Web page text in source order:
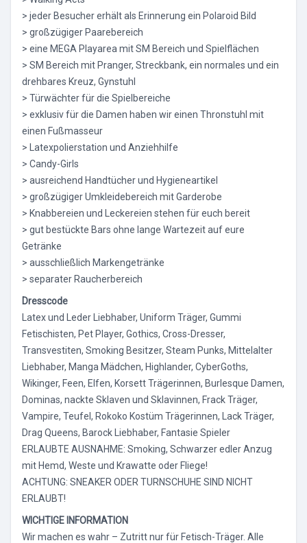
> jeder Besucher erhält als Erinnerung ein Polaroid Bild
> großzügiger Paarebereich
> eine MEGA Playarea mit SM Bereich und Spielflächen
> SM Bereich mit Pranger, Streckbank, ein normales und ein
drehbares Kreuz, Gynstuhl
> Türwächter für die Spielbereiche
> exklusiv für die Damen haben wir einen Thronstuhl mit
einen Fußmasseur
> Latexpolierstation und Anziehhilfe
> Candy-Girls
> ausreichend Handtücher und Hygieneartikel
> großzügiger Umkleidebereich mit Garderobe
> Knabbereien und Leckereien stehen für euch bereit
> gut bestückte Bars ohne lange Wartezeit auf eure
Getränke
> ausschließlich Markengetränke
> separater Raucherbereich
Dresscode
Latex und Leder Liebhaber, Uniform Träger, Gummi
Fetischisten, Pet Player, Gothics, Cross-Dresser,
Transvestiten, Smoking Besitzer, Steam Punks, Mittelalter
Liebhaber, Manga Mädchen, Highlander, CyberGoths,
Wikinger, Feen, Elfen, Korsett Trägerinnen, Burlesque Damen,
Dominas, nackte Sklaven und Sklavinnen, Frack Träger,
Vampire, Teufel, Rokoko Kostüm Trägerinnen, Lack Träger,
Drag Queens, Barock Liebhaber, Fantasie Spieler
ERLAUBTE AUSNAHME: Smoking, Schwarzer edler Anzug
mit Hemd, Weste und Krawatte oder Fliege!
ACHTUNG: SNEAKER ODER TURNSCHUHE SIND NICHT
ERLAUBT!
WICHTIGE INFORMATION
Wir machen es wahr – Zutritt nur für Fetisch-Träger. Alle